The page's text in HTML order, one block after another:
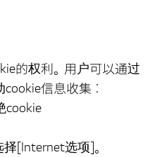
的权利。用户可以通过
信息收集：
cookie
[Internet选项]。